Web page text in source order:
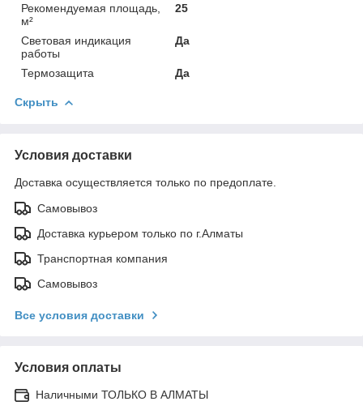
Рекомендуемая площадь,
м²
25
Световая индикация
работы
Да
Термозащита Да
Скрыть
Условия доставки
Доставка осуществляется только по предоплате.
Самовывоз
Доставка курьером только по г.Алматы
Транспортная компания
Самовывоз
Все условия доставки
Условия оплаты
Наличными ТОЛЬКО В АЛМАТЫ